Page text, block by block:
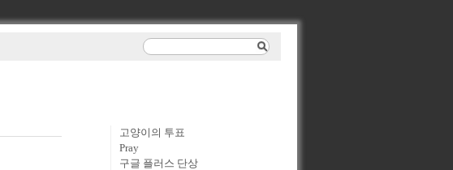
고양이의 투표
Pray
구글 플러스 단상